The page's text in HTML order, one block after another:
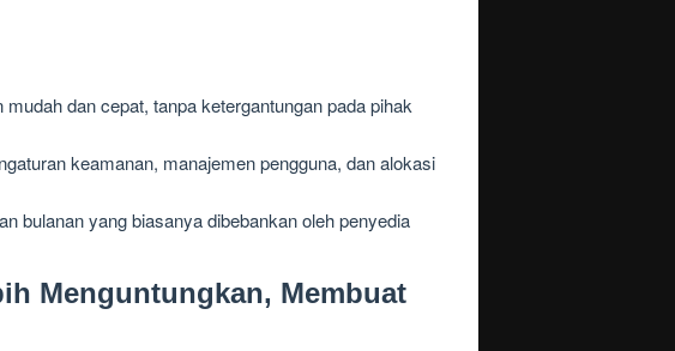
dan cepat, tanpa ketergantungan pada pihak
keamanan, manajemen pengguna, dan alokasi
bulanan yang biasanya dibebankan oleh penyedia
Menguntungkan, Membuat